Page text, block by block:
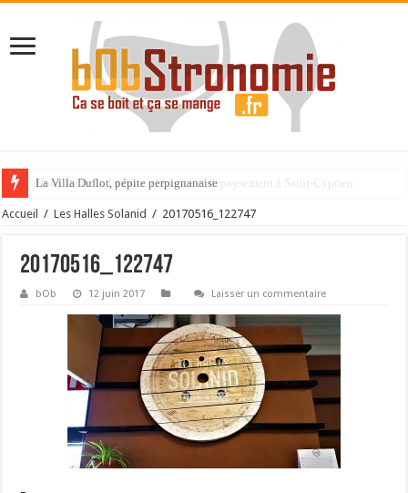
La Villa Duflot, pépite perpignanaise
Accueil / Les Halles Solanid / 20170516_122747
20170516_122747
bOb 12 juin 2017 Laisser un commentaire